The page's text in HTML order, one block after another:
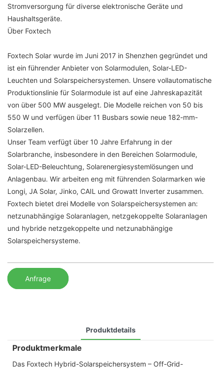
Stromversorgung für diverse elektronische Geräte und
Haushaltsgeräte.
Über Foxtech
Foxtech Solar wurde im Juni 2017 in Shenzhen gegründet und
ist ein führender Anbieter von Solarmodulen, Solar-LED-
Leuchten und Solarspeichersystemen. Unsere vollautomatische
Produktionslinie für Solarmodule ist auf eine Jahreskapazität
von über 500 MW ausgelegt. Die Modelle reichen von 50 bis
550 W und verfügen über 11 Busbars sowie neue 182-mm-
Solarzellen.
Unser Team verfügt über 10 Jahre Erfahrung in der
Solarbranche, insbesondere in den Bereichen Solarmodule,
Solar-LED-Beleuchtung, Solarenergiesystemlösungen und
Anlagenbau. Wir arbeiten eng mit führenden Solarmarken wie
Longi, JA Solar, Jinko, CAIL und Growatt Inverter zusammen.
Foxtech bietet drei Modelle von Solarspeichersystemen an:
netzunabhängige Solaranlagen, netzgekoppelte Solaranlagen
und hybride netzgekoppelte und netzunabhängige
Solarspeichersysteme.
Anfrage
Produktdetails
Produktmerkmale
Das Foxtech Hybrid-Solarspeichersystem – Off-Grid-